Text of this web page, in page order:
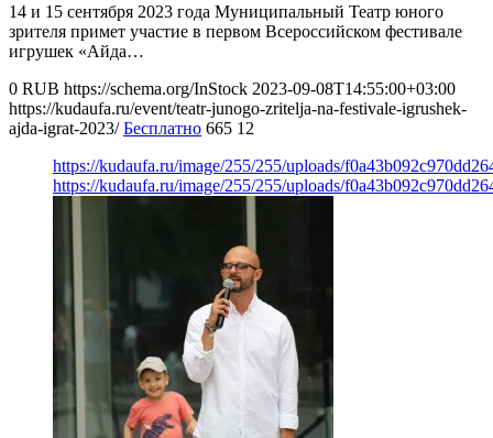
14 и 15 сентября 2023 года Муниципальный Театр юного
зрителя примет участие в первом Всероссийском фестивале
игрушек «Айда…
0 RUB https://schema.org/InStock 2023-09-08T14:55:00+03:00
https://kudaufa.ru/event/teatr-junogo-zritelja-na-festivale-igrushek-
ajda-igrat-2023/ Бесплатно 665 12
https://kudaufa.ru/image/255/255/uploads/
https://kudaufa.ru/image/255/255/uploads/